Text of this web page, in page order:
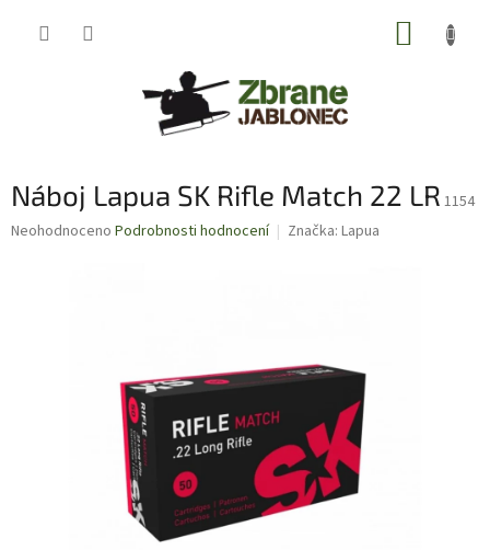
Náboj Lapua SK Rifle Match 22 LR 1154
Průměrné
Neohodnoceno Podrobnosti hodnocení Značka: Lapua